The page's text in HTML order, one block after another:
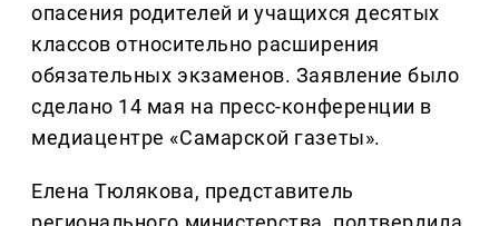
опасения родителей и учащихся десятых
классов относительно расширения
обязательных экзаменов. Заявление было
сделано 14 мая на пресс-конференции в
медиацентре «Самарской газеты».
Елена Тюлякова, представитель